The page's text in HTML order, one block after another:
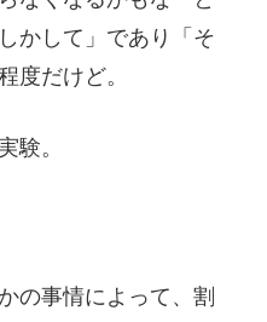
かして」であり「そ
度だけど。
験。
の事情によって、割